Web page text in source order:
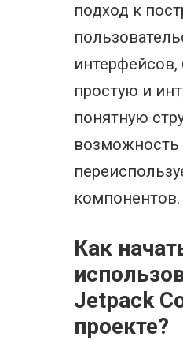
подход к
интерфейсов,
простую и
понятную
возможность
компонентов.
Как
Jetpack
проекте?